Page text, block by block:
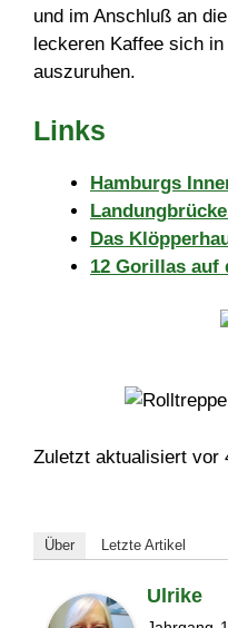
und im Anschluß an
leckeren Kaffee sich
auszuruhen.
Links
Hamburgs
Das
12 Gorillas auf
Zuletzt aktualisiert vor
Über Letzte Artikel
Ulrike